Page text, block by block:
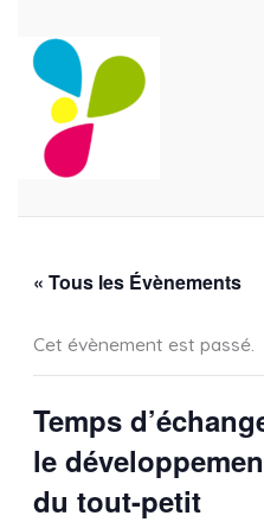
contenu
« Tous les Évènements
Cet évènement est passé.
Temps
le
du tout-petit